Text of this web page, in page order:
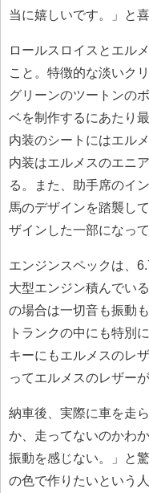
ているのだが、このサ
ロールスロイスとエル
こと。特徴的な淡いク
グリーンのツートンの
ベを制作するにあたり
内装のシートにはエル
内装はエルメスのエニ
る。また、助手席のイ
馬のデザインを踏襲し
エンジンスペックは、
大型エンジン積んでい
の場合は一切音も振動
トランクの中にも特別
キーにもエルメスのレ
納車後、実際に車を走
か、走ってないのかわ
振動を感じない。」と